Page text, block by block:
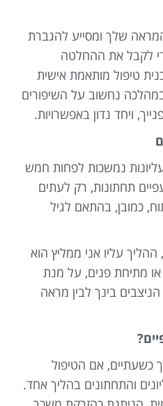
שלך ומסייע להגברת
לקבל את ההחלטה
טיפול מותאמת אישית
במהלכה נחשוב על השיפורים
ויחד נדון באפשרויות.
נמשכות לפחות חמש
תחתונות, רק לעתים
כמובן, בהתאם לגיל
עליו אני ממליץ הוא
מתיחת פנים, על מנת
בינך לבין מראה
כשעתיים, אם הטיפול
והתחתונים בהליך אחד.